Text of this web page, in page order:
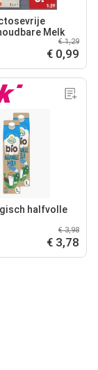
Melk
€ 1,29
€ 0,99
halfvolle
€ 3,98
€ 3,78